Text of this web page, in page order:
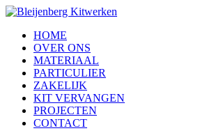
HOME
OVER ONS
MATERIAAL
PARTICULIER
ZAKELIJK
KIT VERVANGEN
PROJECTEN
CONTACT